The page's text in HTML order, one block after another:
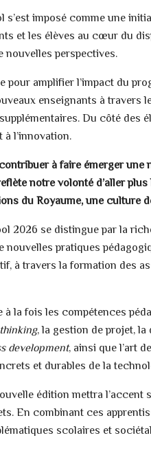
imposé comme une
et les élèves au cœur du
nouvelles perspectives.
pour amplifier l’impact du
enseignants à
Du côté des
l’innovation.
à faire émerger une
notre volonté d’aller
du Royaume, une culture
2026 se distingue par la
nouvelles pratiques
à travers la formation des
la fois les compétences
, la gestion de projet, la
development, ainsi que l’art
et durables de la
édition mettra
En combinant ces
scolaires et